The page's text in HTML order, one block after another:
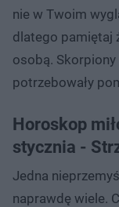
nie w Twoim
dlatego pamiętaj
osobą.
potrzebowały
Horoskop
stycznia -
Jedna
naprawdę wiele.